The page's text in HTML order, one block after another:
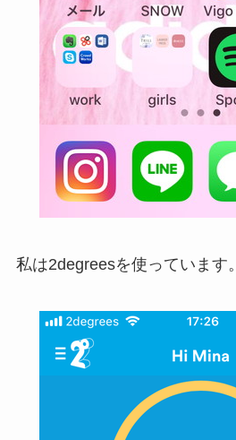
私は2degreesを使っています。